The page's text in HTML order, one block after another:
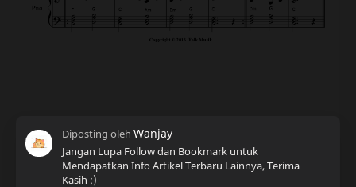
Jangan Lupa Follow dan Bookmark untuk
Mendapatkan Info Artikel Terbaru Lainnya, Terima
Kasih :)